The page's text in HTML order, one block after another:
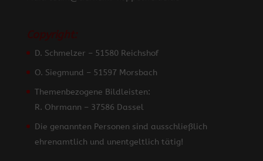
D. Schmelzer – 51580 Reichshof
O. Siegmund – 51597 Morsbach
Themenbezogene Bildleisten:
R. Ohrmann – 37586 Dassel
Die genannten Personen sind ausschließlich
ehrenamtlich und unentgeltlich tätig!